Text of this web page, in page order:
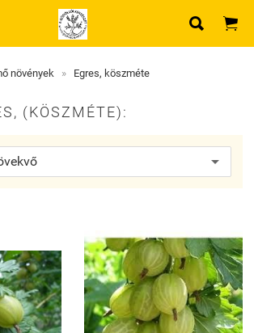
 
növények » Egres, köszméte
(KÖSZMÉTE):